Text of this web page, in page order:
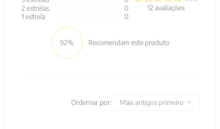
2estrelas
1estrela
0
0
12 avaliações
92% Recomendam este produto
Ordernar por: Mais antigos primeiro